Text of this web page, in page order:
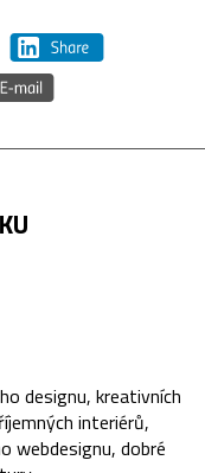
designu, kreativních
interiérů,
webdesignu, dobré